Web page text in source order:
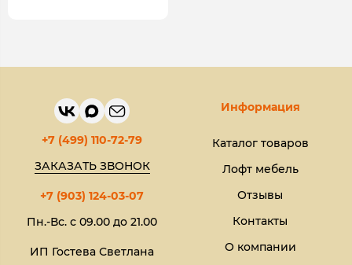
+7 (499) 110-72-79
ЗАКАЗАТЬ ЗВОНОК
+7 (903) 124-03-07
Пн.-Вс. с 09.00 до 21.00
ИП Гостева Светлана
Информация
Каталог товаров
Лофт мебель
Отзывы
Контакты
О компании